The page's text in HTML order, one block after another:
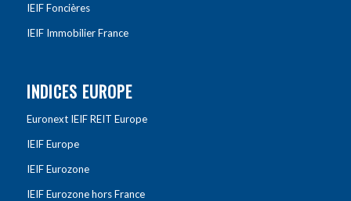
IEIF Foncières
IEIF Immobilier France
INDICES EUROPE
Euronext IEIF REIT Europe
IEIF Europe
IEIF Eurozone
IEIF Eurozone hors France